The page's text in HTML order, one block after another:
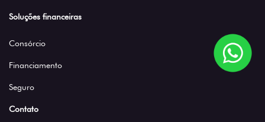
Soluções financeiras
Consórcio
Financiamento
Seguro
Contato